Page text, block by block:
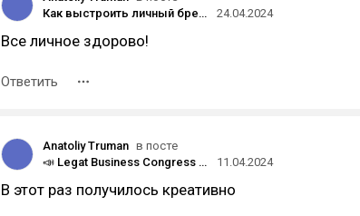
Как выстроить личный бренд? Ключевые моменты
24.04.2024
Все личное здорово!
Ответить
Anatoliy Truman в посте
📣 Legat Business Congress Online на более чем 12 000 участников!
11.04.2024
В этот раз получилось креативно